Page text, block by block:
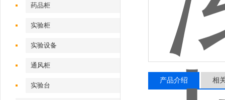
药品柜
实验柜
实验设备
通风柜
实验台
产品介绍 相